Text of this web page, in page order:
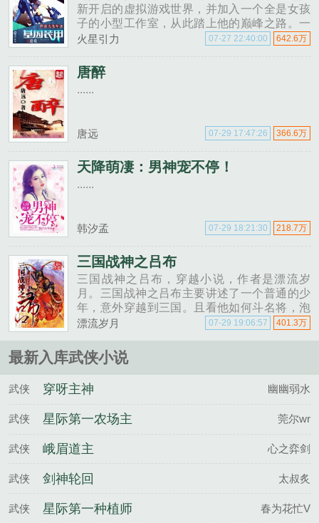
新开启的虚拟游戏世界，并加入一个全是女孩
子的小型工作室，从此踏上他的巅峰之路。一
弯几乎被历史遗忘的上古邪物天谴之月......
火星引力 642.6万
07-27 22:40:00
唐醉
......
唐远 366.6万
07-29 17:47:26
天降萌凄：男神宠不停！
......
韩汐孟 218.7万
07-29 18:21:30
三国战神之吕布
三国战神之吕布，穿越小说，作者是漂流岁
月。三国战神之吕布主要讲述了一个普通的少
年，意外穿越到三国。且看他如何斗名将，泡
美眉，玩转三国，成就一代战神神话。…......
漂流岁月 401.3万
07-29 19:06:57
最新入库武侠小说
武侠 穿呀主神 幽幽弱水
武侠 星际第一农场主 莞尔wr
武侠 峨眉道主 心之弈剑
武侠 剑神轮回 太叔炙
武侠 星际第一种植师 春为花忙V